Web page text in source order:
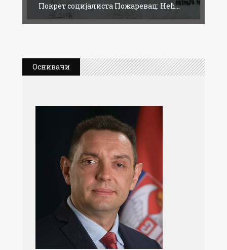
Покрет социјалиста Пожаревац: Нећ...
Оснивачи